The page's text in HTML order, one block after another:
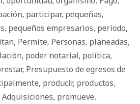
, participar, pequeñas,
, pequeños empresarios, período,
, Permite, Personas, planeadas,
, poder notarial, política,
, Presupuesto de egresos de
, producir, productos,
, promueve,